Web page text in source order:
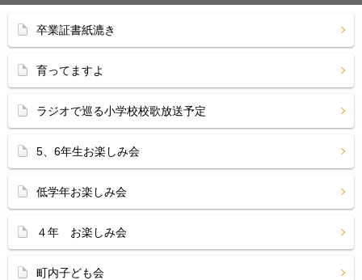
卒業証書紙漉き
育ってますよ
ラジオで巡る小学校校歌放送予定
5、6年生お楽しみ会
低学年お楽しみ会
４年 お楽しみ会
町内子ども会